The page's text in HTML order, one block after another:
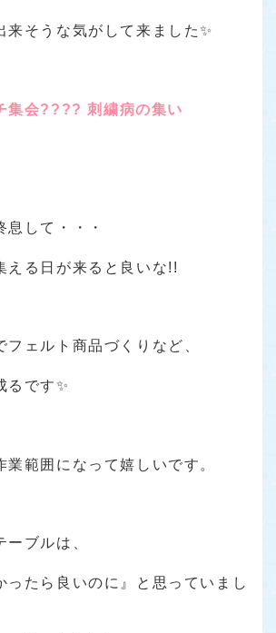
来そうな気がして来ました✨
集会???? 刺繍病の集い
息して・・・
える日が来ると良いな!!
フェルト商品づくりなど、
るです✨
業範囲になって嬉しいです。
ブルは、
ったら良いのに』
と思っていまし